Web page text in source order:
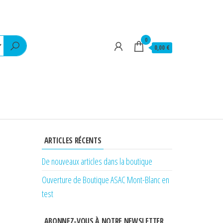
0
0,00 €
ARTICLES RÉCENTS
De nouveaux articles dans la boutique
Ouverture de Boutique ASAC Mont-Blanc en
test